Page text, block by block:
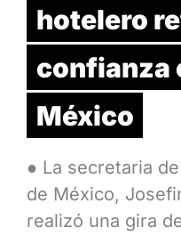
hotelero
confianza
México
● La secretaria
de México,
realizó una gira